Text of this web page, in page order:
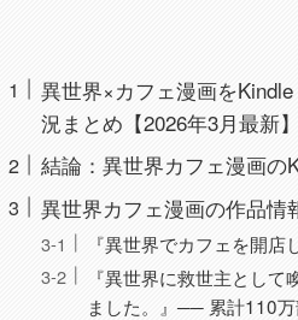
異世界×カフェ漫画を
況まとめ【2026年3月最新】
結論：異世界カフェ漫画の
異世界カフェ漫画の作品情
『異世界でカフェを開
『異世界に救世主とし
ました。』── 累計110